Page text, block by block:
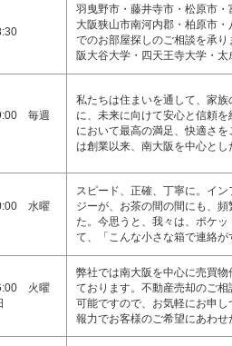
羽曳野市・藤井寺市・松原市・
大阪狭山市南河内郡・柏原市
でのお部屋探しのご相談を承
阪大谷大学・四天王寺大学・
毎週
私たちは住まいを通して、家
に、未来に向けて安心と信頼
において最高の満足、快適さ
は創業以来、南大阪を中心と
水曜
スピード、正確、丁寧に。イ
ジーが、お茶の間の間にも、
た。今思うと、我々は、ポケッ
て、「こんな小さな箱で連絡
火曜
弊社では南大阪を中心に売買
ております。不動産売却のご相
可能ですので、お気軽にお申
報力でお客様のご希望にあわ